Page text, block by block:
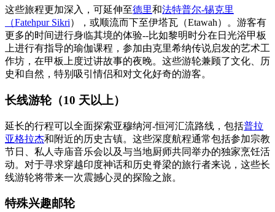
这些旅程更加深入，可延伸至德里和法特普尔-锡克里
（Fatehpur Sikri），或顺流而下至伊塔瓦（Etawah）。游客有
更多的时间进行身临其境的体验--比如黎明时分在日光浴甲板
上进行有指导的瑜伽课程，参加由克里希纳传说启发的艺术工
作坊，在甲板上度过讲故事的夜晚。这些游轮兼顾了文化、历
史和自然，特别吸引情侣和对文化好奇的游客。
长线游轮（10 天以上）
延长的行程可以全面探索亚穆纳河-恒河汇流路线，包括普拉
亚格拉杰和附近的历史古镇。这些深度航程通常包括参加宗教
节日、私人寺庙音乐会以及与当地厨师共同举办的独家烹饪活
动。对于寻求穿越印度神话和历史脊梁的旅行者来说，这些长
线游轮将带来一次震撼心灵的探险之旅。
特殊兴趣邮轮